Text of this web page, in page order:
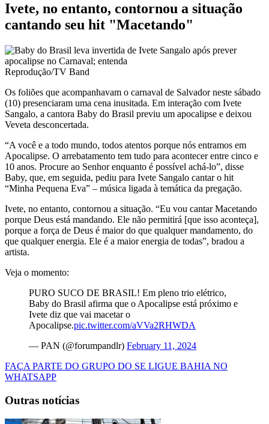
Ivete, no entanto, contornou a situação
cantando seu hit "Macetando"
Reprodução/TV Band
Os foliões que acompanhavam o carnaval de Salvador neste sábado
(10) presenciaram uma cena inusitada. Em interação com Ivete
Sangalo, a cantora Baby do Brasil previu um apocalipse e deixou
Veveta desconcertada.
“A você e a todo mundo, todos atentos porque nós entramos em
Apocalipse. O arrebatamento tem tudo para acontecer entre cinco e
10 anos. Procure ao Senhor enquanto é possível achá-lo”, disse
Baby, que, em seguida, pediu para Ivete Sangalo cantar o hit
“Minha Pequena Eva” – música ligada à temática da pregação.
Ivete, no entanto, contornou a situação. “Eu vou cantar Macetando
porque Deus está mandando. Ele não permitirá [que isso aconteça],
porque a força de Deus é maior do que qualquer mandamento, do
que qualquer energia. Ele é a maior energia de todas”, bradou a
artista.
Veja o momento:
PURO SUCO DE BRASIL! Em pleno trio elétrico,
Baby do Brasil afirma que o Apocalipse está próximo e
Ivete diz que vai macetar o
Apocalipse.pic.twitter.com/aVVa2RHWDA
— PAN (@forumpandlr) February 11, 2024
FAÇA PARTE DO GRUPO DO SE LIGUE BAHIA NO
WHATSAPP
Outras notícias